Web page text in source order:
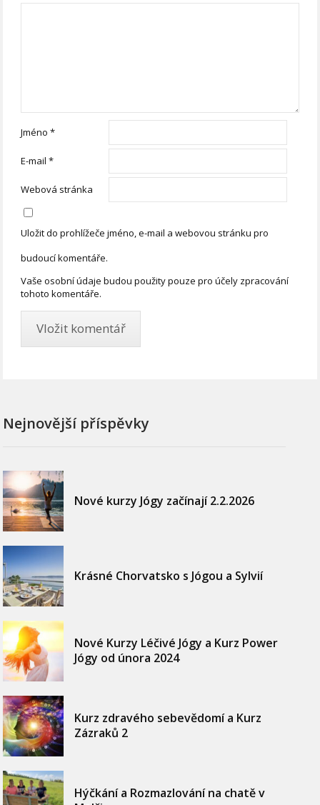
Jméno*
E-mail*
Webová stránka
Uložit do prohlížeče jméno, e-mail a webovou stránku pro
budoucí komentáře.
Vaše osobní údaje budou použity pouze pro účely zpracování
tohoto komentáře.
Nejnovější příspěvky
Nové kurzy Jógy začínají 2.2.2026
Krásné Chorvatsko s Jógou a Sylvií
Nové Kurzy Léčivé Jógy a Kurz Power
Jógy od února 2024
Kurz zdravého sebevědomí a Kurz
Zázraků 2
Hýčkání a Rozmazlování na chatě v